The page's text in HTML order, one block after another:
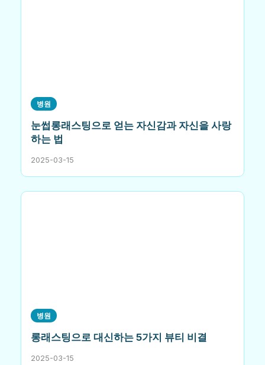
병원
눈썹롱래스팅으로 얻는 자신감과 자신을 사랑
하는 법
2025-03-15
병원
롱래스팅으로 대신하는 5가지 뷰티 비결
2025-03-15